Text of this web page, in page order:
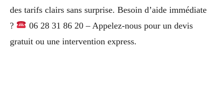
des tarifs clairs sans surprise. Besoin d’aide immédiate
?
06 28 31 86 20 – Appelez-nous pour un devis
gratuit ou une intervention express.